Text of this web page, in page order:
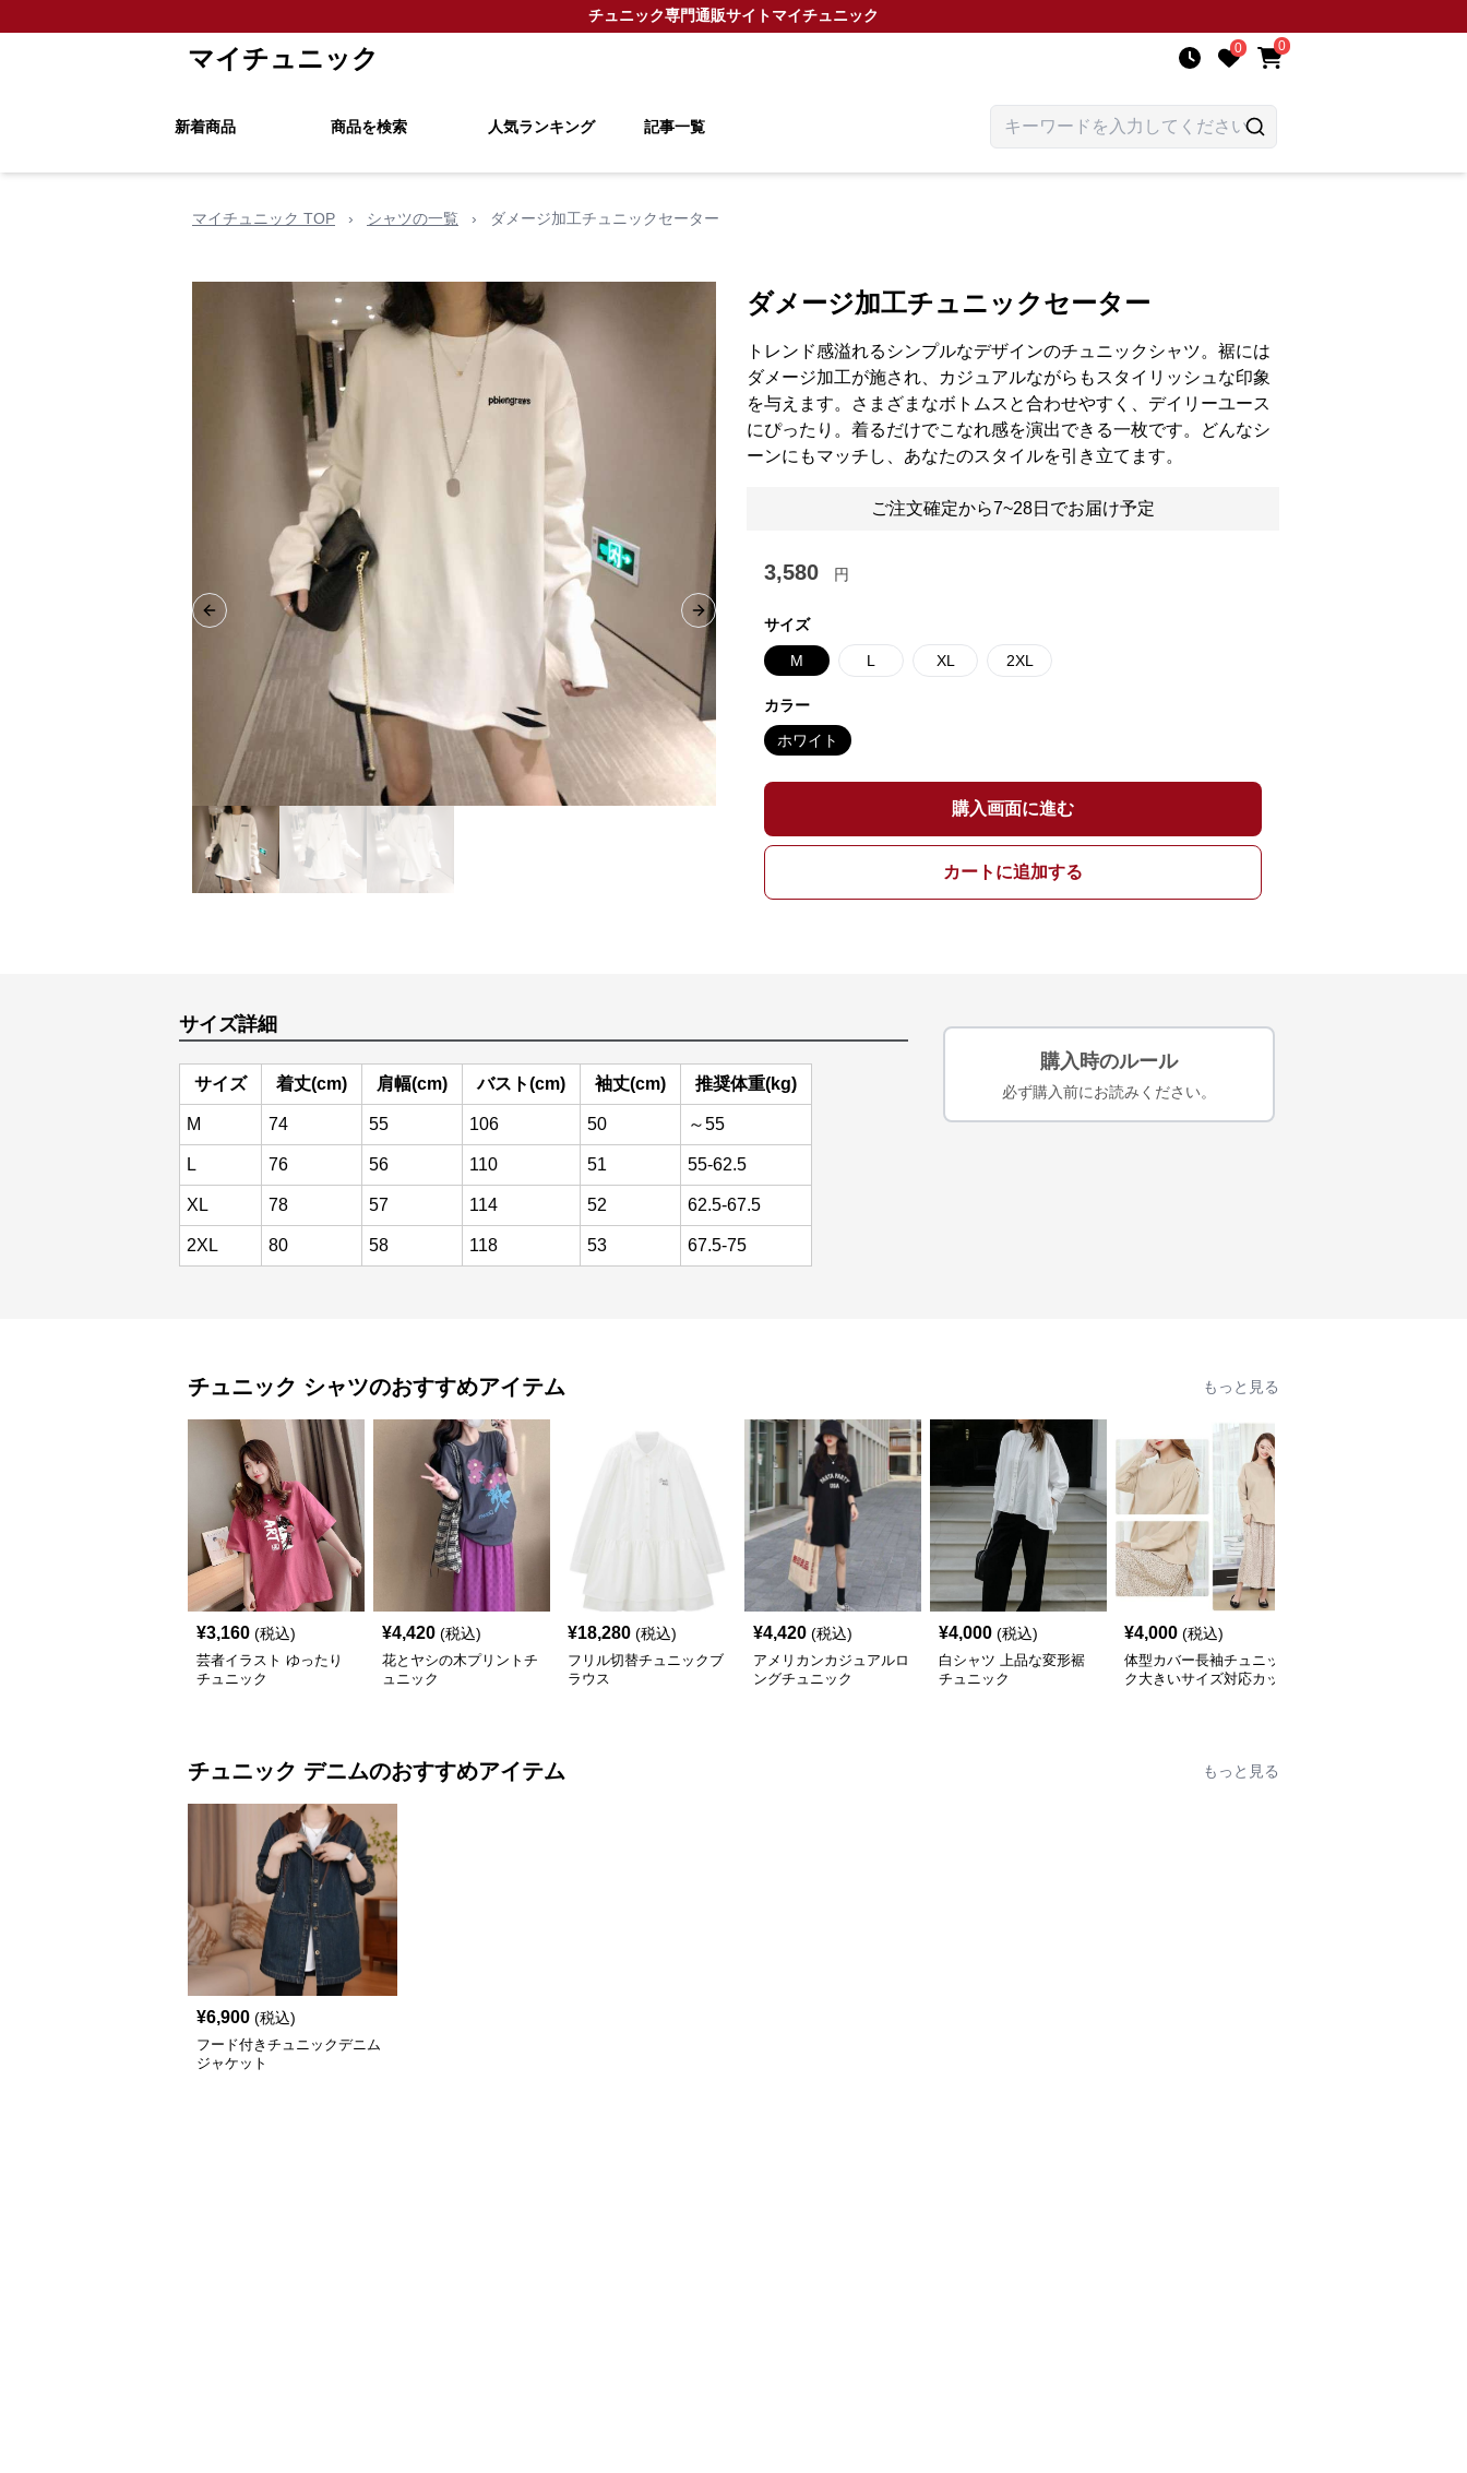
チュニック専門通販サイトマイチュニック
マイチュニック 0 0
新着商品 商品を検索 人気ランキング 記事一覧
マイチュニック TOP › シャツの一覧 › ダメージ加工チュニックセーター
Previous slide Next slide
ダメージ加工チュニックセーター
トレンド感溢れるシンプルなデザインのチュニックシャツ。裾には
ダメージ加工が施され、カジュアルながらもスタイリッシュな印象
を与えます。さまざまなボトムスと合わせやすく、デイリーユース
にぴったり。着るだけでこなれ感を演出できる一枚です。どんなシ
ーンにもマッチし、あなたのスタイルを引き立てます。
ご注文確定から7~28日でお届け予定
3,580 円
サイズ
M L XL 2XL
カラー
ホワイト
購入画面に進む
カートに追加する
サイズ詳細
サイズ 着丈(cm) 肩幅(cm) バスト(cm) 袖丈(cm) 推奨体重(kg)
M 74 55 106 50 ～55
L 76 56 110 51 55-62.5
XL 78 57 114 52 62.5-67.5
2XL 80 58 118 53 67.5-75
購入時のルール
必ず購入前にお読みください。
チュニック シャツのおすすめアイテム もっと見る
¥3,160 (税込)
芸者イラスト ゆったり
チュニック
¥4,420 (税込)
花とヤシの木プリントチ
ュニック
¥18,280 (税込)
フリル切替チュニックブ
ラウス
¥4,420 (税込)
アメリカンカジュアルロ
ングチュニック
¥4,000 (税込)
白シャツ 上品な変形裾
チュニック
¥4,000 (税込)
体型カバー長袖チュニッ
ク大きいサイズ対応カッ
チュニック デニムのおすすめアイテム もっと見る
¥6,900 (税込)
フード付きチュニックデニム
ジャケット